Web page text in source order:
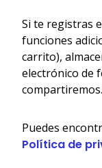
Si te registras
funciones
carrito),
electrónico de
compartiremos.
Puedes
Política de